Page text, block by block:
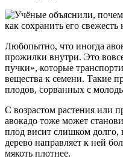
Любопытно, что иногда
прожилки внутри. Это
пучки», которые
вещества к семени. Такие
плодов, сорванных с
С возрастом растения или
авокадо тоже может
плод висит слишком долго,
дерево направляет к ней
мякоть плотнее.